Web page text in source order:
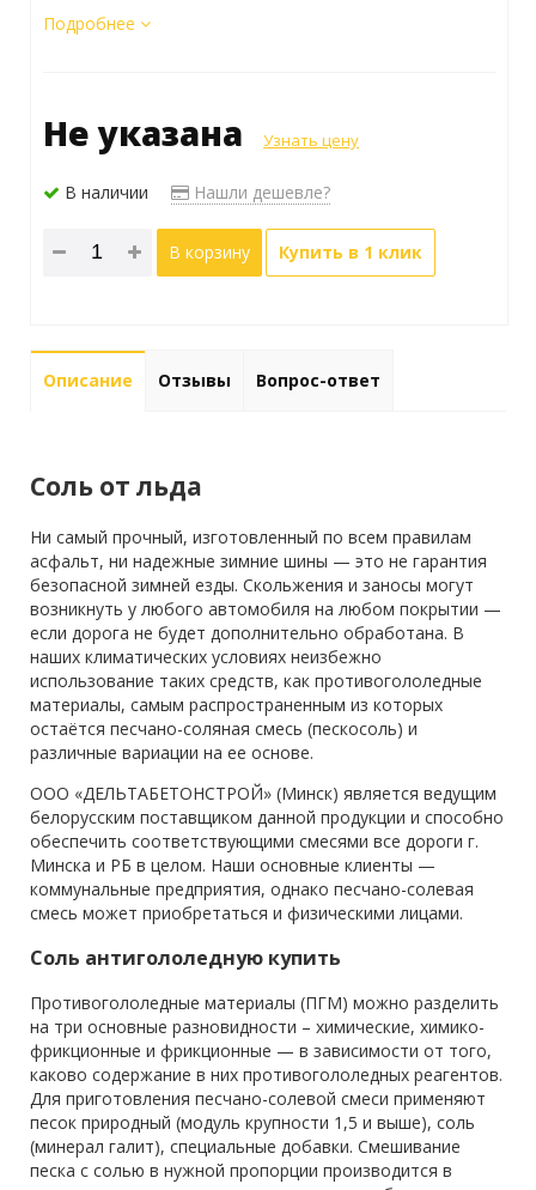
Подробнее
Не указана Узнать цену
В наличии Нашли дешевле?
В корзину Купить в 1 клик
Описание Отзывы Вопрос-ответ
Соль от льда
Ни самый прочный, изготовленный по всем правилам
асфальт, ни надежные зимние шины — это не гарантия
безопасной зимней езды. Скольжения и заносы могут
возникнуть у любого автомобиля на любом покрытии —
если дорога не будет дополнительно обработана. В
наших климатических условиях неизбежно
использование таких средств, как противогололедные
материалы, самым распространенным из которых
остаётся песчано-соляная смесь (пескосоль) и
различные вариации на ее основе.
ООО «ДЕЛЬТАБЕТОНСТРОЙ» (Минск) является ведущим
белорусским поставщиком данной продукции и способно
обеспечить соответствующими смесями все дороги г.
Минска и РБ в целом. Наши основные клиенты —
коммунальные предприятия, однако песчано-солевая
смесь может приобретаться и физическими лицами.
Соль антигололедную купить
Противогололедные материалы (ПГМ) можно разделить
на три основные разновидности – химические, химико-
фрикционные и фрикционные — в зависимости от того,
каково содержание в них противогололедных реагентов.
Для приготовления песчано-солевой смеси применяют
песок природный (модуль крупности 1,5 и выше), соль
(минерал галит), специальные добавки. Смешивание
песка с солью в нужной пропорции производится в